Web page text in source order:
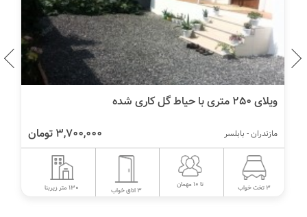
ویلای ۲۵۰ متری با حیاط گل کاری شده
3,700,000 تومان مازندران - بابلسر
3 تخت خواب تا 10 مهمان
3 اتاق خواب 130 متر زیربنا